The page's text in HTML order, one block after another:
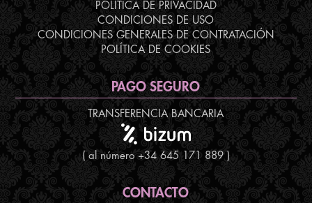
POLÍTICA DE PRIVACIDAD
CONDICIONES DE USO
CONDICIONES GENERALES DE CONTRATACIÓN
POLÍTICA DE COOKIES
PAGO SEGURO
TRANSFERENCIA BANCARIA
( al número +34 645 171 889 )
CONTACTO